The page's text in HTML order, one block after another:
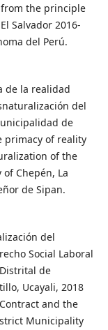
the principle
Salvador 2016-
del Perú.
de la realidad
del
de
primacy of reality
of the
Chepén, La
de Sipan.
del
Social Laboral
de
Ucayali, 2018
and the
Municipality